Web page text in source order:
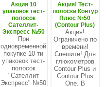
Акция 10
упаковок тест-
полосок
Сателлит-
Экспресс №50
При
одновременной
покупке 10-ти
упаковок тест-
полосок
"Сателлит
Экспресс" №50
Акция! Тест-
полоски Контур
Плюс №50
(Contour Plus)
Акция!
Ограничено по
времени!
Спешите! Для
глюкометров
Contour Plus и
Contour Plus
One. В